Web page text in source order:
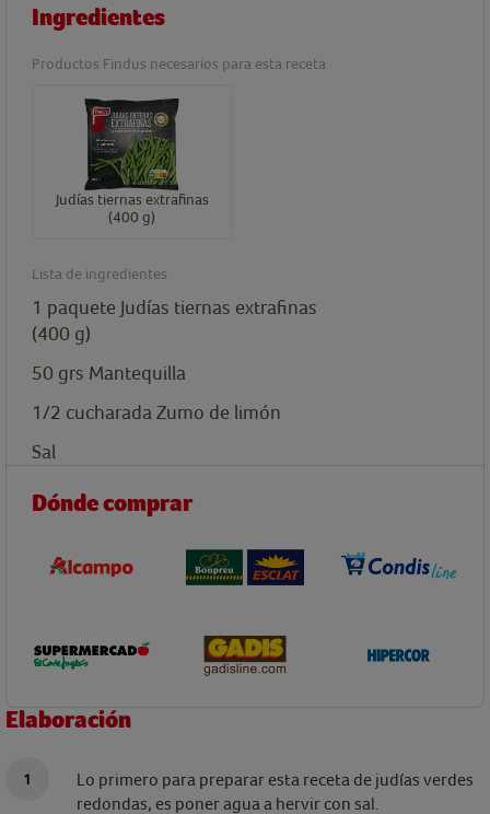
Ingredientes
Productos Findus necesarios para esta receta
Judías tiernas extrafinas
(400 g)
Lista de ingredientes
1 paquete Judías tiernas extrafinas
(400 g)
50 grs Mantequilla
1/2 cucharada Zumo de limón
Sal
Dónde comprar
Elaboración
Lo primero para preparar esta receta de judías verdes
redondas, es poner agua a hervir con sal.